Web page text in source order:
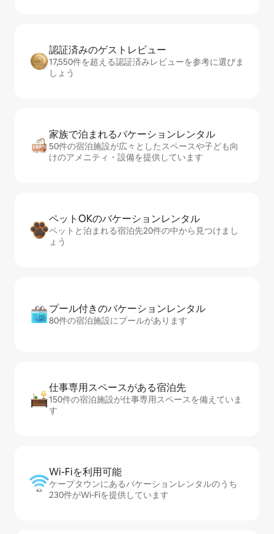
認証済みのゲ⁠ス⁠ト⁠レ⁠ビ⁠ュ⁠ー
17,550件を超える認証済みレビューを参考に選びま
しょう
家族で泊まれるバ⁠ケ⁠ー⁠シ⁠ョ⁠ンレ⁠ン⁠タ⁠ル
50件の宿泊施設が広々としたスペースや子ども向
けのアメニティ・設備を提供しています
ペットOKのバ⁠ケ⁠ー⁠シ⁠ョ⁠ンレ⁠ン⁠タ⁠ル
ペットと泊まれる宿泊先20件の中から見つけまし
ょう
プール付きのバ⁠ケ⁠ー⁠シ⁠ョ⁠ンレ⁠ン⁠タ⁠ル
80件の宿泊施設にプールがあります
仕事専用ス⁠ペ⁠ー⁠スがあ⁠る宿⁠泊⁠先
150件の宿泊施設が仕事専用スペースを備えていま
す
Wi-Fiを利⁠用⁠可⁠能
ケープタウンにあるバケーションレンタルのうち
230件がWi-Fiを提供しています